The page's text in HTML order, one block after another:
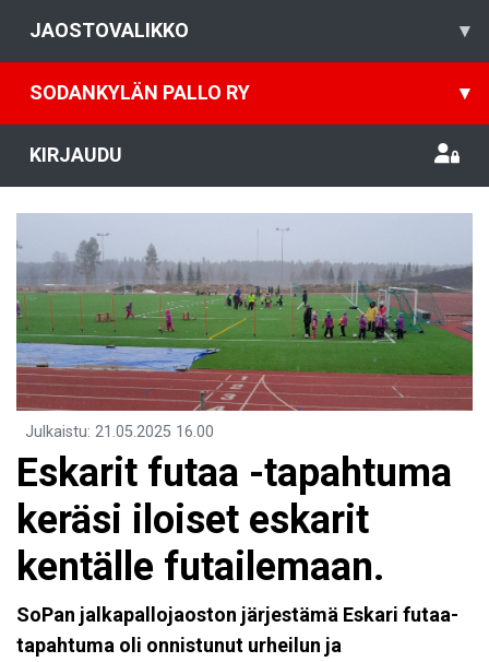
JAOSTOVALIKKO ▾
SODANKYLÄN PALLO RY ▾
KIRJAUDU
Julkaistu: 21.05.2025 16.00
E​skarit futaa -tapahtuma
keräsi iloiset eskarit
kentälle futailemaan.
SoPan jalkapallojaoston järjestämä Eskari futaa-
tapahtuma oli onnistunut urheilun ja